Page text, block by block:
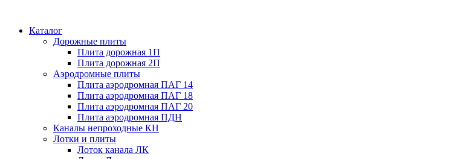
Каталог
Дорожные плиты
Плита дорожная 1П
Плита дорожная 2П
Аэродромные плиты
Плита аэродромная ПАГ 14
Плита аэродромная ПАГ 18
Плита аэродромная ПАГ 20
Плита аэродромная ПДН
Каналы непроходные КН
Лотки и плиты
Лоток канала ЛК